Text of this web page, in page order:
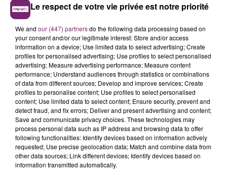
Le respect de votre vie privée est notre priorité
We and our (447) partnersdo the following data processing based on
your consent and/or our legitimate interest: Store and/or access
information on a device; Use limited data to select advertising; Create
profiles for personalised advertising; Use profiles to select personalised
advertising; Measure advertising performance; Measure content
performance; Understand audiences through statistics or combinations
of data from different sources; Develop and improve services; Create
profiles to personalise content; Use profiles to select personalised
content; Use limited data to select content; Ensure security, prevent and
detect fraud, and fix errors; Deliver and present advertising and content;
Save and communicate privacy choices. These technologies may
process personal data such as IP address and browsing data to offer
following functionalities: Identify devices based on information actively
requested; Use precise geolocation data; Match and combine data from
other data sources; Link different devices; Identify devices based on
information transmitted automatically.